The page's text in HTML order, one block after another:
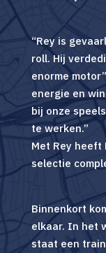
“Rey is
roll. Hij
enorme
energie en
bij onze
te werken.”
Met Rey heeft
selectie
Binnenkort
elkaar. In het
staat een